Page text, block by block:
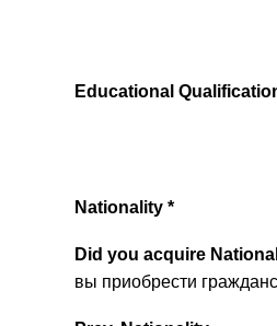
Educational
Nationality *
Did you acquire
вы приобрести